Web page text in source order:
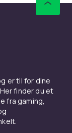
er til for dine
finder du et
fra gaming,